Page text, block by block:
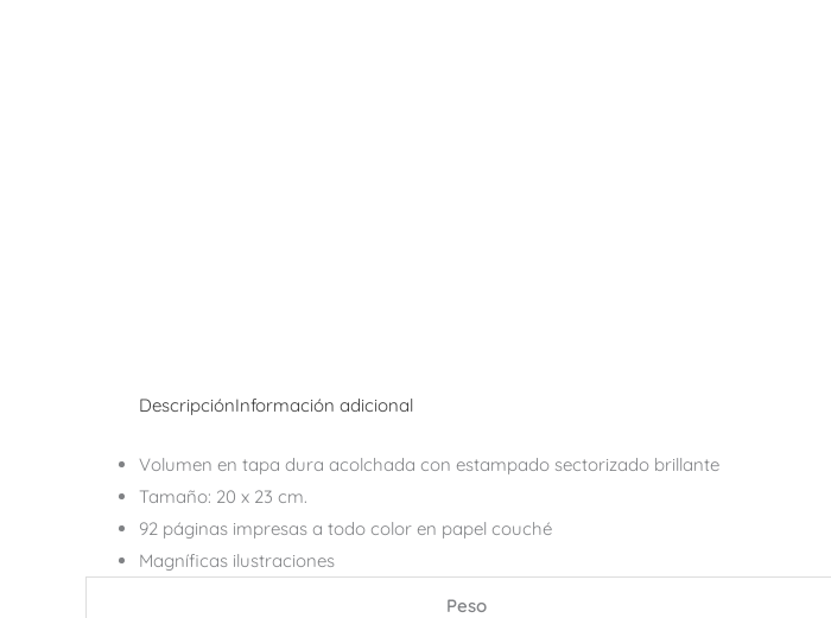
DescripciónInformación adicional
Volumen en tapa dura acolchada con estampado sectorizado brillante
Tamaño: 20 x 23 cm.
92 páginas impresas a todo color en papel couché
Magníficas ilustraciones
Peso